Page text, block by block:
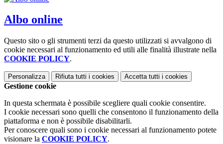
Albo online
Questo sito o gli strumenti terzi da questo utilizzati si avvalgono di
cookie necessari al funzionamento ed utili alle finalità illustrate nella
COOKIE POLICY.
Personalizza Rifiuta tutti i cookies Accetta tutti i cookies
Gestione cookie
In questa schermata è possibile scegliere quali cookie consentire.
I cookie necessari sono quelli che consentono il funzionamento della
piattaforma e non è possibile disabilitarli.
Per conoscere quali sono i cookie necessari al funzionamento potete
visionare la COOKIE POLICY.